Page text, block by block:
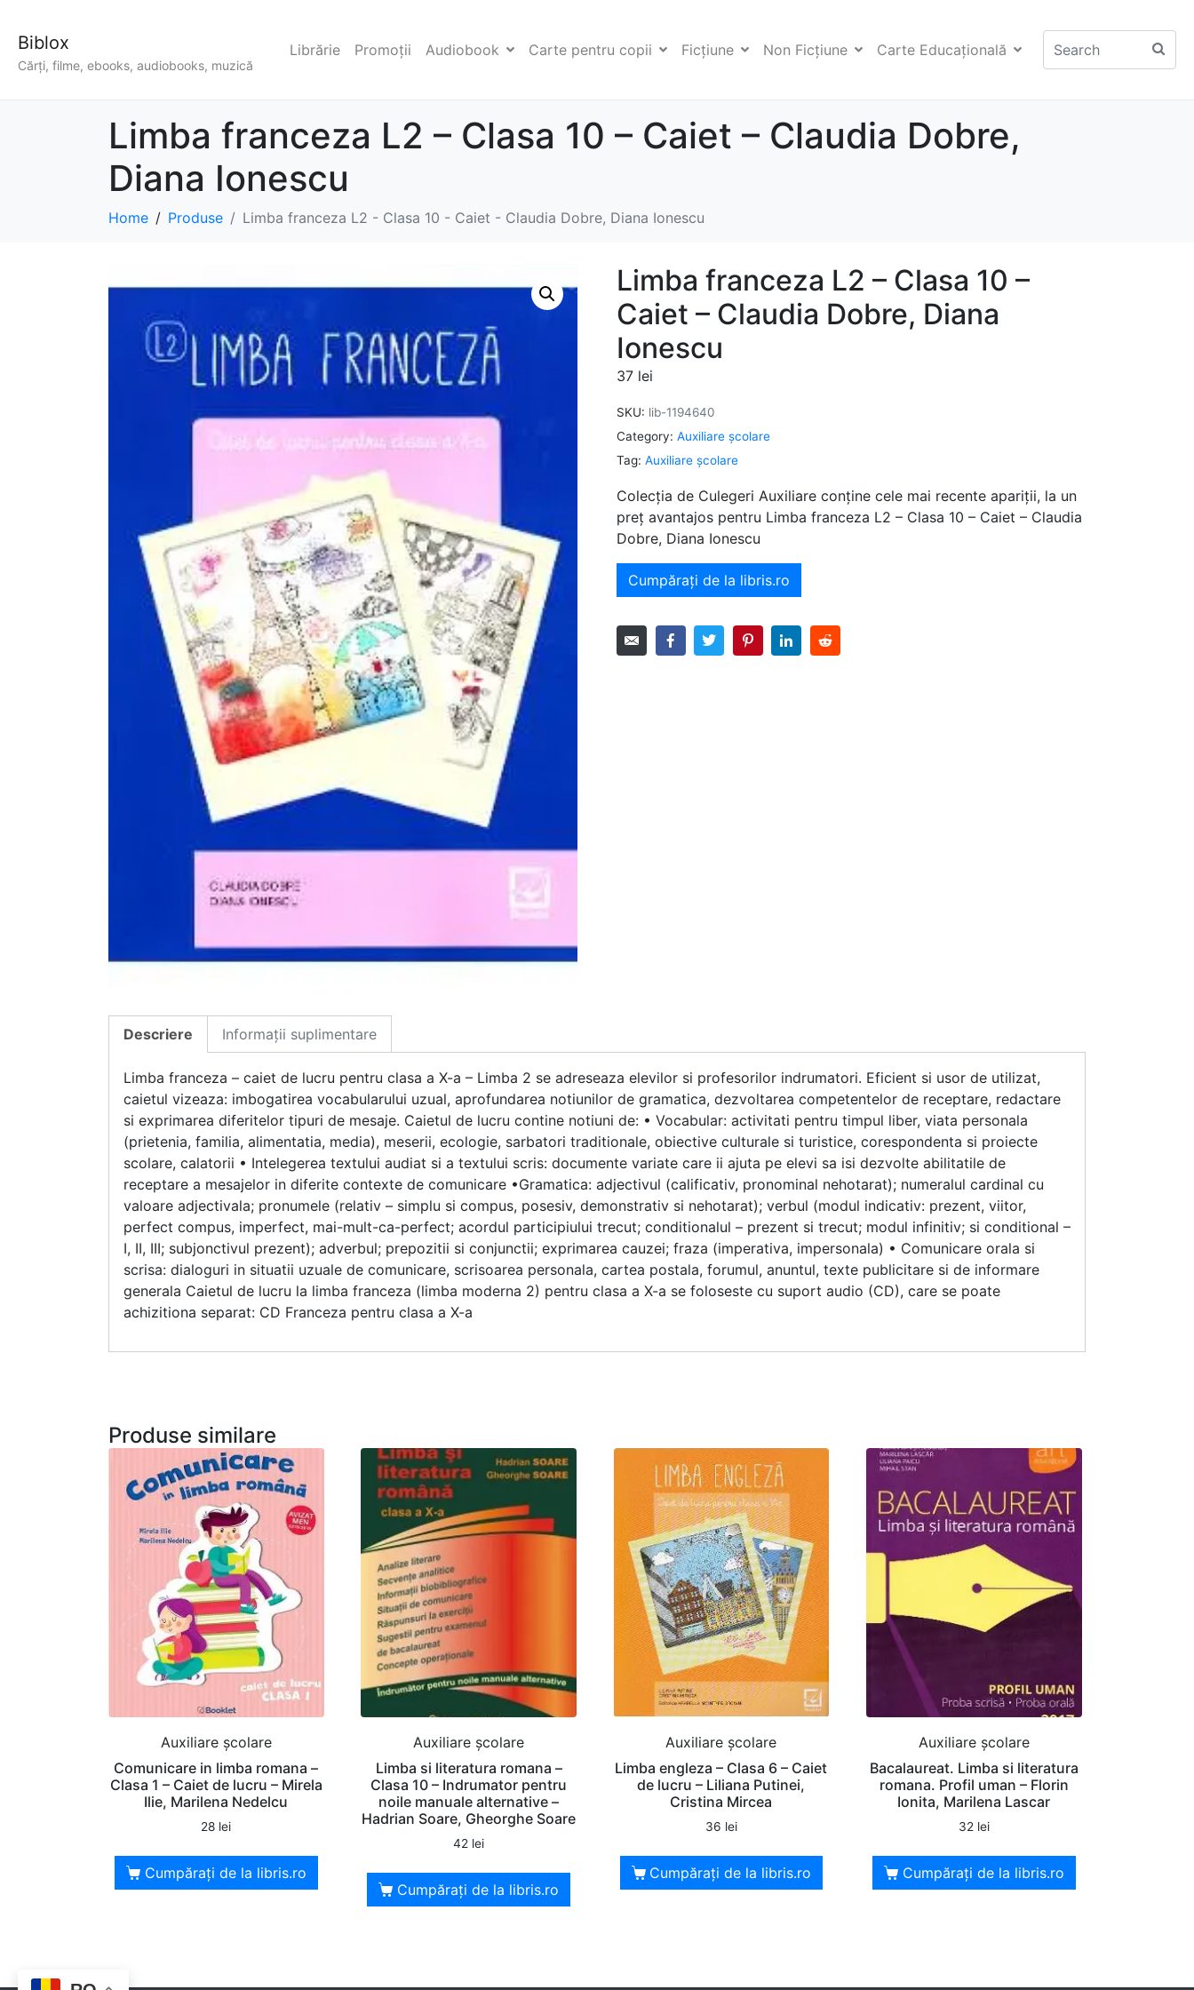
Biblox
Cărți, filme, ebooks, audiobooks, muzică
Librărie Promoții Audiobook Carte pentru copii Ficţiune Non Ficţiune Carte Educaţională
Limba franceza L2 – Clasa 10 – Caiet – Claudia Dobre,
Diana Ionescu
Home Produse Limba franceza L2 - Clasa 10 - Caiet - Claudia Dobre, Diana Ionescu
Limba franceza L2 – Clasa 10 –
Caiet – Claudia Dobre, Diana
Ionescu
37 lei
SKU: lib-1194640
Category: Auxiliare şcolare
Tag: Auxiliare şcolare
Colecția de Culegeri Auxiliare conține cele mai recente apariții, la un
preț avantajos pentru Limba franceza L2 – Clasa 10 – Caiet – Claudia
Dobre, Diana Ionescu
Cumpărați de la libris.ro
Descriere Informații suplimentare
Limba franceza – caiet de lucru pentru clasa a X-a – Limba 2 se adreseaza elevilor si profesorilor indrumatori. Eficient si usor de utilizat,
caietul vizeaza: imbogatirea vocabularului uzual, aprofundarea notiunilor de gramatica, dezvoltarea competentelor de receptare, redactare
si exprimarea diferitelor tipuri de mesaje. Caietul de lucru contine notiuni de: • Vocabular: activitati pentru timpul liber, viata personala
(prietenia, familia, alimentatia, media), meserii, ecologie, sarbatori traditionale, obiective culturale si turistice, corespondenta si proiecte
scolare, calatorii • Intelegerea textului audiat si a textului scris: documente variate care ii ajuta pe elevi sa isi dezvolte abilitatile de
receptare a mesajelor in diferite contexte de comunicare •Gramatica: adjectivul (calificativ, pronominal nehotarat); numeralul cardinal cu
valoare adjectivala; pronumele (relativ – simplu si compus, posesiv, demonstrativ si nehotarat); verbul (modul indicativ: prezent, viitor,
perfect compus, imperfect, mai-mult-ca-perfect; acordul participiului trecut; conditionalul – prezent si trecut; modul infinitiv; si conditional –
I, II, III; subjonctivul prezent); adverbul; prepozitii si conjunctii; exprimarea cauzei; fraza (imperativa, impersonala) • Comunicare orala si
scrisa: dialoguri in situatii uzuale de comunicare, scrisoarea personala, cartea postala, forumul, anuntul, texte publicitare si de informare
generala Caietul de lucru la limba franceza (limba moderna 2) pentru clasa a X-a se foloseste cu suport audio (CD), care se poate
achizitiona separat: CD Franceza pentru clasa a X-a
Produse similare
Auxiliare şcolare
Comunicare in limba romana –
Clasa 1 – Caiet de lucru – Mirela
Ilie, Marilena Nedelcu
28 lei
Cumpărați de la libris.ro
Auxiliare şcolare
Limba si literatura romana –
Clasa 10 – Indrumator pentru
noile manuale alternative –
Hadrian Soare, Gheorghe Soare
42 lei
Cumpărați de la libris.ro
Auxiliare şcolare
Limba engleza – Clasa 6 – Caiet
de lucru – Liliana Putinei,
Cristina Mircea
36 lei
Cumpărați de la libris.ro
Auxiliare şcolare
Bacalaureat. Limba si literatura
romana. Profil uman – Florin
Ionita, Marilena Lascar
32 lei
Cumpărați de la libris.ro